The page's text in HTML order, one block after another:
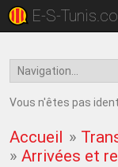
E-S-
Vous n'êtes pas
Accueil »
» Arrivées et